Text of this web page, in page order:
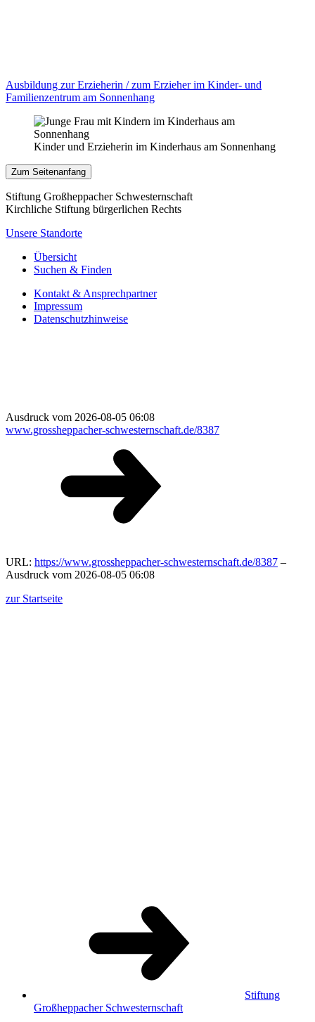
Ausbildung zur Erzieherin / zum Erzieher im Kinder- und
Familienzentrum am Sonnenhang
Kinder und Erzieherin im Kinderhaus am Sonnenhang
Zum Seitenanfang
Stiftung Großheppacher Schwesternschaft
Kirchliche Stiftung bürgerlichen Rechts
Unsere Standorte
Übersicht
Suchen & Finden
Kontakt & Ansprechpartner
Impressum
Datenschutzhinweise
Ausdruck vom 2026-08-05 06:08
www.grossheppacher-schwesternschaft.de/8387
URL: https://www.grossheppacher-schwesternschaft.de/8387 –
Ausdruck vom 2026-08-05 06:08
zur Startseite
Stiftung
Großheppacher Schwesternschaft